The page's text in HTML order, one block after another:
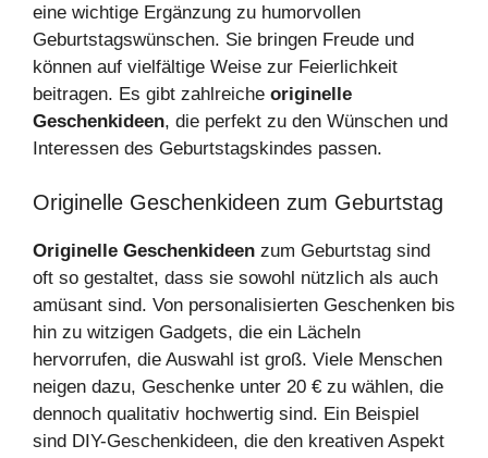
eine wichtige Ergänzung zu humorvollen
Geburtstagswünschen. Sie bringen Freude und
können auf vielfältige Weise zur Feierlichkeit
beitragen. Es gibt zahlreiche originelle
Geschenkideen, die perfekt zu den Wünschen und
Interessen des Geburtstagskindes passen.
Originelle Geschenkideen zum Geburtstag
Originelle Geschenkideen zum Geburtstag sind
oft so gestaltet, dass sie sowohl nützlich als auch
amüsant sind. Von personalisierten Geschenken bis
hin zu witzigen Gadgets, die ein Lächeln
hervorrufen, die Auswahl ist groß. Viele Menschen
neigen dazu, Geschenke unter 20 € zu wählen, die
dennoch qualitativ hochwertig sind. Ein Beispiel
sind DIY-Geschenkideen, die den kreativen Aspekt